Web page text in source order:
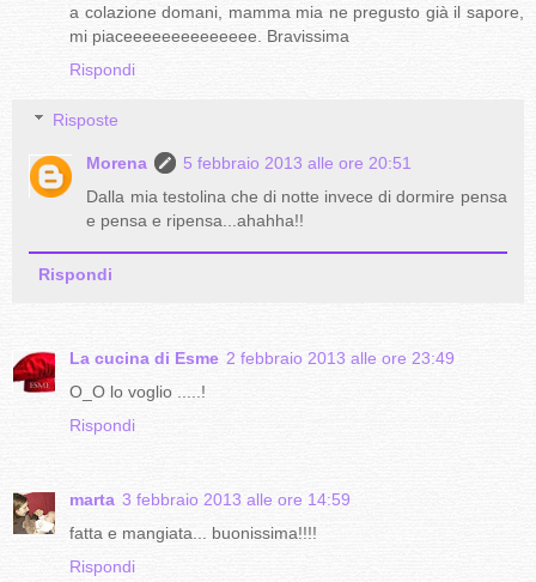
a colazione domani, mamma mia ne pregusto già il sapore,
mi piaceeeeeeeeeeeeee. Bravissima
Rispondi
Risposte
Morena
5 febbraio 2013 alle ore 20:51
Dalla mia testolina che di notte invece di dormire pensa
e pensa e ripensa...ahahha!!
Rispondi
La cucina di Esme 2 febbraio 2013 alle ore 23:49
O_O lo voglio .....!
Rispondi
marta 3 febbraio 2013 alle ore 14:59
fatta e mangiata... buonissima!!!!
Rispondi